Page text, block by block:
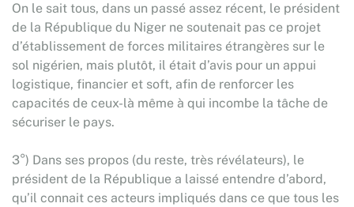
On le sait tous, dans un passé assez récent, le président
de la République du Niger ne soutenait pas ce projet
d’établissement de forces militaires étrangères sur le
sol nigérien, mais plutôt, il était d’avis pour un appui
logistique, financier et soft, afin de renforcer les
capacités de ceux-là même à qui incombe la tâche de
sécuriser le pays.
3°) Dans ses propos (du reste, très révélateurs), le
président de la République a laissé entendre d’abord,
qu’il connait ces acteurs impliqués dans ce que tous les